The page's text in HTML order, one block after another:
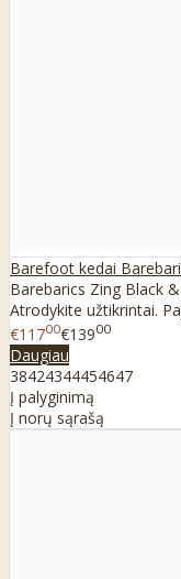
Barefoot kedai
Barebarics Zing Black
Atrodykite užtikrintai.
€11700€13900
Daugiau
38424344454647
Į palyginimą
Į norų sąrašą